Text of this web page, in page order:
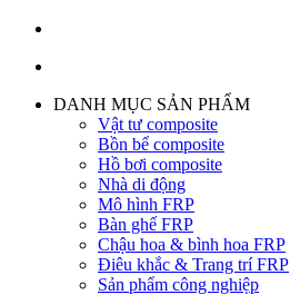
DANH MỤC SẢN PHẨM
Vật tư composite
Bồn bể composite
Hồ bơi composite
Nhà di động
Mô hình FRP
Bàn ghế FRP
Chậu hoa & bình hoa FRP
Điêu khắc & Trang trí FRP
Sản phẩm công nghiệp